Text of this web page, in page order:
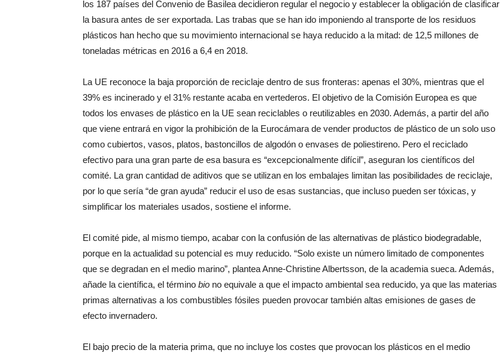
los 187 países del Convenio de Basilea decidieron regular el negocio y establecer la obligación de clasificar
la basura antes de ser exportada. Las trabas que se han ido imponiendo al transporte de los residuos
plásticos han hecho que su movimiento internacional se haya reducido a la mitad: de 12,5 millones de
toneladas métricas en 2016 a 6,4 en 2018.
La UE reconoce la baja proporción de reciclaje dentro de sus fronteras: apenas el 30%, mientras que el
39% es incinerado y el 31% restante acaba en vertederos. El objetivo de la Comisión Europea es que
todos los envases de plástico en la UE sean reciclables o reutilizables en 2030. Además, a partir del año
que viene entrará en vigor la prohibición de la Eurocámara de vender productos de plástico de un solo uso
como cubiertos, vasos, platos, bastoncillos de algodón o envases de poliestireno. Pero el reciclado
efectivo para una gran parte de esa basura es “excepcionalmente difícil”, aseguran los científicos del
comité. La gran cantidad de aditivos que se utilizan en los embalajes limitan las posibilidades de reciclaje,
por lo que sería “de gran ayuda” reducir el uso de esas sustancias, que incluso pueden ser tóxicas, y
simplificar los materiales usados, sostiene el informe.
El comité pide, al mismo tiempo, acabar con la confusión de las alternativas de plástico biodegradable,
porque en la actualidad su potencial es muy reducido. “Solo existe un número limitado de componentes
que se degradan en el medio marino”, plantea Anne-Christine Albertsson, de la academia sueca. Además,
añade la científica, el término bio no equivale a que el impacto ambiental sea reducido, ya que las materias
primas alternativas a los combustibles fósiles pueden provocar también altas emisiones de gases de
efecto invernadero.
El bajo precio de la materia prima, que no incluye los costes que provocan los plásticos en el medio